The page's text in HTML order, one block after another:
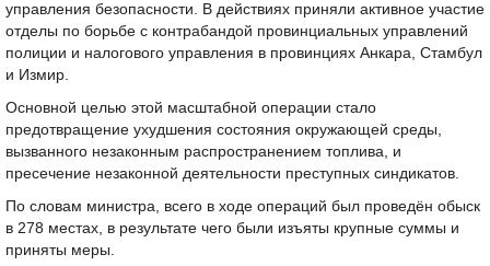
управления безопасности. В действиях приняли активное участие
отделы по борьбе с контрабандой провинциальных управлений
полиции и налогового управления в провинциях Анкара, Стамбул
и Измир.
Основной целью этой масштабной операции стало
предотвращение ухудшения состояния окружающей среды,
вызванного незаконным распространением топлива, и
пресечение незаконной деятельности преступных синдикатов.
По словам министра, всего в ходе операций был проведён обыск
в 278 местах, в результате чего были изъяты крупные суммы и
приняты меры.